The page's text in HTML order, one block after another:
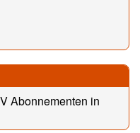
Abonnementen in